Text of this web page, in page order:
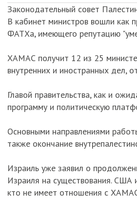
Законодательный совет
В кабинет министров вошли как
ФАТХа, имеющего репутацию
ХАМАС получит 12 из 25
внутренних и иностранных дел,
Главой правительства, как и
программу и политическую
Основными направлениями
также окончание
Израиль уже заявил о
Израиля на существования. США
кто не имеет отношения с